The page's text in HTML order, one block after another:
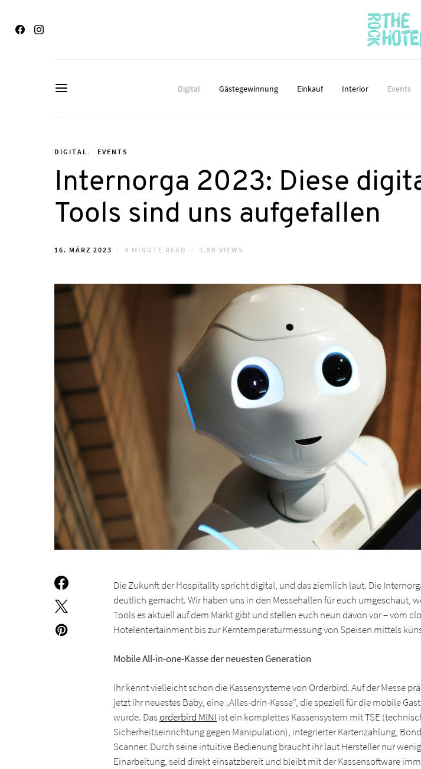
Digital Gästegewinnung Einkauf Interior Events
DIGITAL EVENTS
Internorga 2023: Diese
Tools sind uns aufgefallen
POSTED
16. MÄRZ 2023 4 MINUTE READ 3.8K VIEWS
Die Zukunft der Hospitality spricht digital, und das ziemlich laut. Die
deutlich gemacht. Wir haben uns in den Messehallen für euch umgeschaut,
Tools es aktuell auf dem Markt gibt und stellen euch neun davon vor – vom
Hotelentertainment bis zur Kerntemperaturmessung von Speisen mittels
Mobile All-in-one-Kasse der neuesten Generation
Ihr kennt vielleicht schon die Kassensysteme von Orderbird. Auf der Messe
jetzt ihr neuestes Baby, eine „Alles-drin-Kasse“, die speziell für die mobile
wurde. Dasorderbird MINI ist ein komplettes Kassensystem mit TSE
Sicherheitseinrichtung gegen Manipulation), integrierter Kartenzahlung,
Scanner. Durch seine intuitive Bedienung braucht ihr laut Hersteller nur
Einarbeitung, seid direkt einsatzbereit und bleibt mit der Kassensoftware